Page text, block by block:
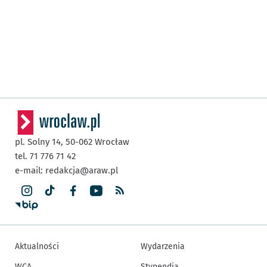
pl. Solny 14, 50-062 Wrocław
tel. 71 776 71 42
e-mail: redakcja@araw.pl
Aktualności
Wydarzenia